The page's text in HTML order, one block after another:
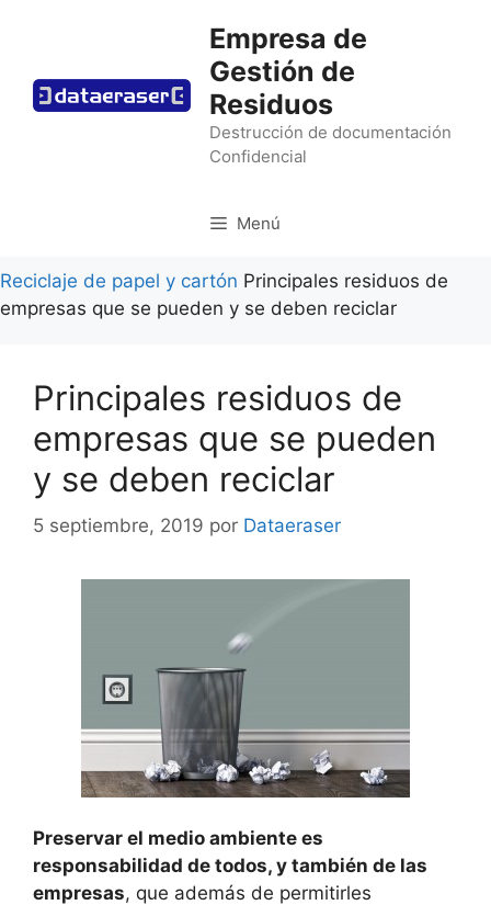
Empresa de
Gestión de
Residuos
Destrucción de documentación
Confidencial
Menú
Reciclaje de papel y cartón Principales residuos de
empresas que se pueden y se deben reciclar
Principales residuos de
empresas que se pueden
y se deben reciclar
5 septiembre, 2019 por Dataeraser
Preservar el medio ambiente es
responsabilidad de todos, y también de las
empresas, que además de permitirles